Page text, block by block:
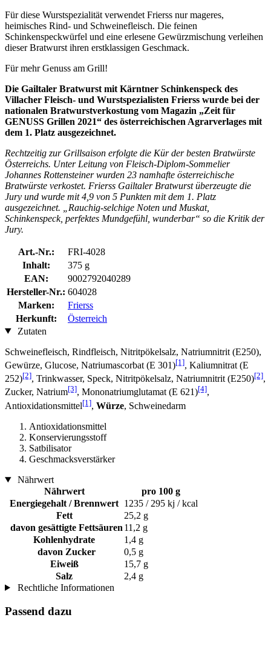
Für diese Wurstspezialität verwendet Frierss nur mageres,
heimisches Rind- und Schweinefleisch. Die feinen
Schinkenspeckwürfel und eine erlesene Gewürzmischung verleihen
dieser Bratwurst ihren erstklassigen Geschmack.
Für mehr Genuss am Grill!
Die Gailtaler Bratwurst mit Kärntner Schinkenspeck des
Villacher Fleisch- und Wurstspezialisten Frierss wurde bei der
nationalen Bratwurstverkostung vom Magazin „Zeit für
GENUSS Grillen 2021“ des österreichischen Agrarverlages mit
dem 1. Platz ausgezeichnet.
Rechtzeitig zur Grillsaison erfolgte die Kür der besten Bratwürste
Österreichs. Unter Leitung von Fleisch-Diplom-Sommelier
Johannes Rottensteiner wurden 23 namhafte österreichische
Bratwürste verkostet. Frierss Gailtaler Bratwurst überzeugte die
Jury und wurde mit 4,9 von 5 Punkten mit dem 1. Platz
ausgezeichnet. „Rauchig-selchige Noten und Muskat,
Schinkenspeck, perfektes Mundgefühl, wunderbar“ so die Kritik der
Jury.
Art.-Nr.:
FRI-4028
Inhalt:
375 g
EAN:
9002792040289
Hersteller-Nr.: 604028
Marken:
Frierss
Herkunft:
Österreich
Zutaten
Schweinefleisch, Rindfleisch, Nitritpökelsalz, Natriumnitrit (E250),
Gewürze, Glucose, Natriumascorbat (E 301)[1], Kaliumnitrat (E
252)[2], Trinkwasser, Speck, Nitritpökelsalz, Natriumnitrit (E250)[2],
Zucker, Natrium[3], Mononatriumglutamat (E 621)[4],
Antioxidationsmittel[1], Würze, Schweinedarm
Antioxidationsmittel
Konservierungsstoff
Satbilisator
Geschmacksverstärker
Nährwert
Nährwert
pro 100 g
Energiegehalt / Brennwert 1235 / 295 kj / kcal
Fett
25,2 g
davon gesättigte Fettsäuren 11,2 g
Kohlenhydrate
1,4 g
davon Zucker
0,5 g
Eiweiß
15,7 g
Salz
2,4 g
Rechtliche Informationen
Passend dazu